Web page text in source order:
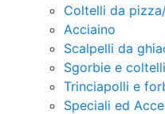
Coltelli da
Acciaino
Scalpelli da
Sgorbie e
Trinciapolli e
Speciali ed